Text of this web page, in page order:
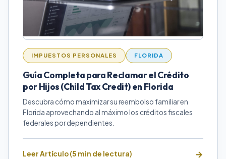
IMPUESTOS PERSONALES FLORIDA
Guía Completa para Reclamar el Crédito
por Hijos (Child Tax Credit) en Florida
Descubra cómo maximizar su reembolso familiar en
Florida aprovechando al máximo los créditos fiscales
federales por dependientes.
Leer Artículo (5 min de lectura)